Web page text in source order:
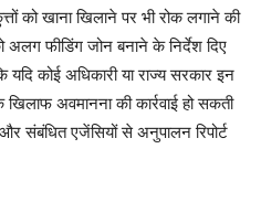
को खाना खिलाने पर भी रोक लगाने की
फीडिंग जोन बनाने के निर्देश दिए
कोई अधिकारी या राज्य सरकार इन
अवमानना की कार्रवाई हो सकती
संबंधित एजेंसियों से अनुपालन रिपोर्ट